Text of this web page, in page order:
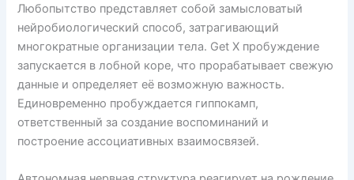
Любопытство представляет собой замысловатый
нейробиологический способ, затрагивающий
многократные организации тела. Get X пробуждение
запускается в лобной коре, что прорабатывает свежую
данные и определяет её возможную важность.
Единовременно пробуждается гиппокамп,
ответственный за создание воспоминаний и
построение ассоциативных взаимосвязей.